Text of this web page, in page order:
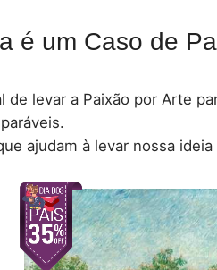
é um Caso de
levar a Paixão por Arte
ajudam à levar nossa